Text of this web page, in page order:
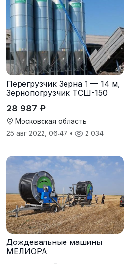
Перегрузчик Зерна 1 — 14 м,
Зернопогрузчик ТСШ-150
28 987 ₽
Московская область
25 авг 2022, 06:47 • 2 034
Дождевальные машины
МЕЛИОРА